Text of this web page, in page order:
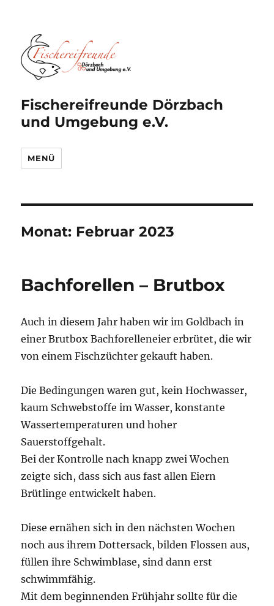
Fischereifreunde Dörzbach
und Umgebung e.V.
MENÜ
Monat: Februar 2023
Bachforellen – Brutbox
Auch in diesem Jahr haben wir im Goldbach in
einer Brutbox Bachforelleneier erbrütet, die wir
von einem Fischzüchter gekauft haben.
Die Bedingungen waren gut, kein Hochwasser,
kaum Schwebstoffe im Wasser, konstante
Wassertemperaturen und hoher
Sauerstoffgehalt.
Bei der Kontrolle nach knapp zwei Wochen
zeigte sich, dass sich aus fast allen Eiern
Brütlinge entwickelt haben.
Diese ernähen sich in den nächsten Wochen
noch aus ihrem Dottersack, bilden Flossen aus,
füllen ihre Schwimblase, sind dann erst
schwimmfähig.
Mit dem beginnenden Frühjahr sollte für die